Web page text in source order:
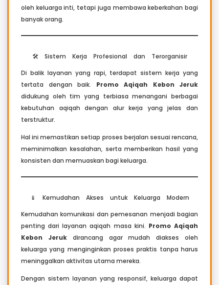
oleh keluarga inti, tetapi juga membawa keberkahan bagi
banyak orang.
🛠️ Sistem Kerja Profesional dan Terorganisir
Di balik layanan yang rapi, terdapat sistem kerja yang
tertata dengan baik. Promo Aqiqah Kebon Jeruk
didukung oleh tim yang terbiasa menangani berbagai
kebutuhan aqiqah dengan alur kerja yang jelas dan
terstruktur.
Hal ini memastikan setiap proses berjalan sesuai rencana,
meminimalkan kesalahan, serta memberikan hasil yang
konsisten dan memuaskan bagi keluarga.
📱 Kemudahan Akses untuk Keluarga Modern
Kemudahan komunikasi dan pemesanan menjadi bagian
penting dari layanan aqiqah masa kini. Promo Aqiqah
Kebon Jerukdirancang agar mudah diakses oleh
keluarga yang menginginkan proses praktis tanpa harus
meninggalkan aktivitas utama mereka.
Dengan sistem layanan yang responsif, keluarga dapat